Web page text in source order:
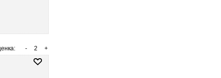
+
2
-